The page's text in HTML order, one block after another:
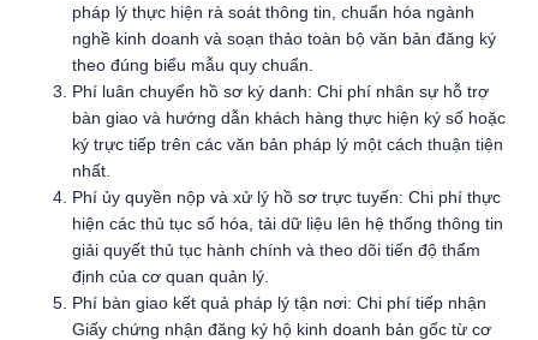
pháp lý thực hiện rà soát thông tin, chuẩn hóa ngành
nghề kinh doanh và soạn thảo toàn bộ văn bản đăng ký
theo đúng biểu mẫu quy chuẩn.
Phí luân chuyển hồ sơ ký danh: Chi phí nhân sự hỗ trợ
bàn giao và hướng dẫn khách hàng thực hiện ký số hoặc
ký trực tiếp trên các văn bản pháp lý một cách thuận tiện
nhất.
Phí ủy quyền nộp và xử lý hồ sơ trực tuyến: Chi phí thực
hiện các thủ tục số hóa, tải dữ liệu lên hệ thống thông tin
giải quyết thủ tục hành chính và theo dõi tiến độ thẩm
định của cơ quan quản lý.
Phí bàn giao kết quả pháp lý tận nơi: Chi phí tiếp nhận
Giấy chứng nhận đăng ký hộ kinh doanh bản gốc từ cơ